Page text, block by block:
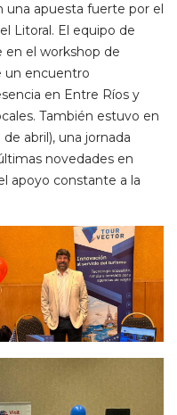
una apuesta fuerte por el
Litoral. El equipo de
en el workshop de
un encuentro
en Entre Ríos y
También estuvo en
abril), una jornada
novedades en
apoyo constante a la